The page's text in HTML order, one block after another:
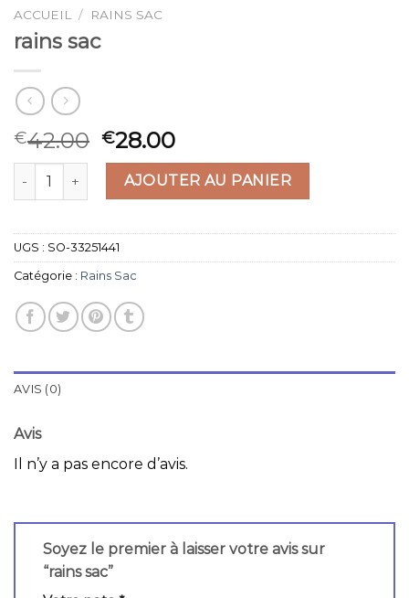
ACCUEIL / RAINS SAC
rains sac
€42.00 €28.00
quantité de rains sacAJOUTER AU PANIER
UGS : SO-33251441
Catégorie : Rains Sac
AVIS (0)
Avis
Il n’y a pas encore d’avis.
Soyez le premier à laisser votre avis sur
“rains sac”